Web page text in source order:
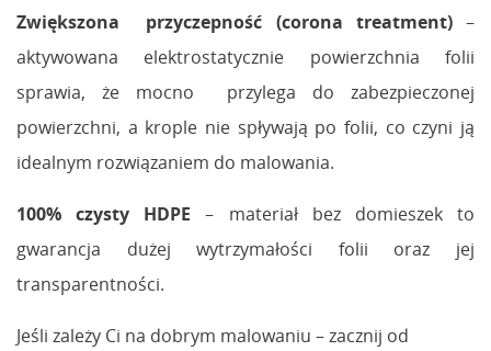
Zwiększona przyczepność (corona treatment)–
aktywowana elektrostatycznie powierzchnia folii
sprawia, że mocno przylega do zabezpieczonej
powierzchni, a krople nie spływają po folii, co czyni ją
idealnym rozwiązaniem do malowania.
100% czysty HDPE– materiał bez domieszek to
gwarancja dużej wytrzymałości folii oraz jej
transparentności.
Jeśli zależy Ci na dobrym malowaniu – zacznij od